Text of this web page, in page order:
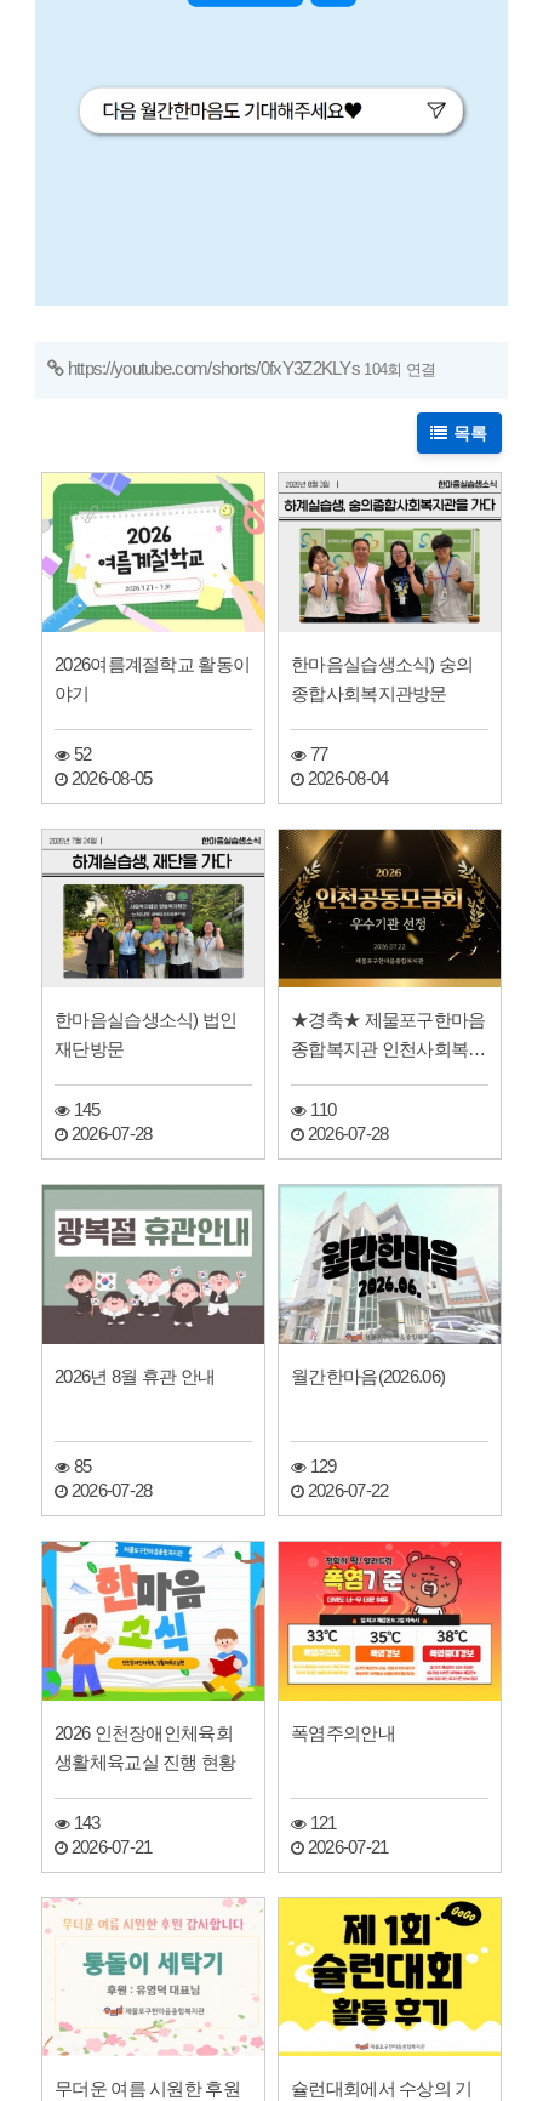
https://youtube.com/shorts/0fxY3Z2KLYs 104회 연결
목록
2026여름계절학교 활동이
야기
52
2026-08-05
한마음실습생소식) 숭의
종합사회복지관방문
77
2026-08-04
한마음실습생소식) 법인
재단방문
145
2026-07-28
★경축★ 제물포구한마음
종합복지관 인천사회복지
정110
2026-07-28
2026년 8월 휴관 안내
85
2026-07-28
월간한마음(2026.06)
129
2026-07-22
2026 인천장애인체육회
생활체육교실 진행 현황
143
2026-07-21
폭염주의안내
121
2026-07-21
무더운 여름 시원한 후원
슐런대회에서 수상의 기